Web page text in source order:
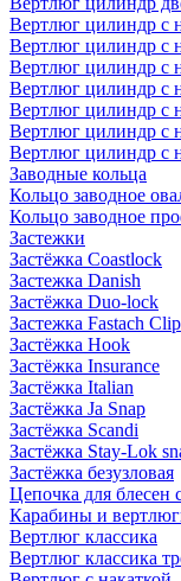
Вертлюг цилиндр с
Вертлюг цилиндр с
Вертлюг цилиндр с
Вертлюг цилиндр с
Вертлюг цилиндр с
Вертлюг цилиндр с
Вертлюг цилиндр с
Заводные кольца
Кольцо заводное
Кольцо заводное
Застежки
Застёжка Coastlock
Застежка Danish
Застёжка Duo-lock
Застежка Fastach Clip
Застёжка Hook
Застёжка Insurance
Застёжка Italian
Застёжка Ja Snap
Застёжка Scandi
Застёжка Stay-Lok
Застёжка безузловая
Цепочка для блесен
Карабины и
Вертлюг классика
Вертлюг классика